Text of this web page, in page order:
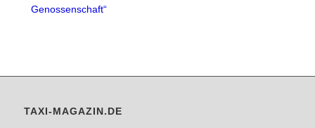
Genossenschaft“
TAXI-MAGAZIN.DE